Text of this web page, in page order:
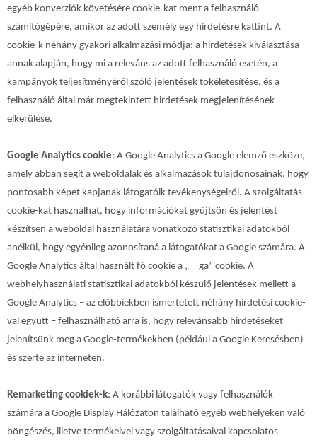
egyéb konverziók követésére cookie-kat ment a felhasználó
számítógépére, amikor az adott személy egy hirdetésre kattint. A
cookie-k néhány gyakori alkalmazási módja: a hirdetések kiválasztása
annak alapján, hogy mi a releváns az adott felhasználó esetén, a
kampányok teljesítményéről szóló jelentések tökéletesítése, és a
felhasználó által már megtekintett hirdetések megjelenítésének
elkerülése.
Google Analytics cookie: A Google Analytics a Google elemző eszköze,
amely abban segít a weboldalak és alkalmazások tulajdonosainak, hogy
pontosabb képet kapjanak látogatóik tevékenységeiről. A szolgáltatás
cookie-kat használhat, hogy információkat gyűjtsön és jelentést
készítsen a weboldal használatára vonatkozó statisztikai adatokból
anélkül, hogy egyénileg azonosítaná a látogatókat a Google számára. A
Google Analytics által használt fő cookie a „__ga” cookie. A
webhelyhasználati statisztikai adatokból készülő jelentések mellett a
Google Analytics – az előbbiekben ismertetett néhány hirdetési cookie-
val együtt – felhasználható arra is, hogy relevánsabb hirdetéseket
jelenítsünk meg a Google-termékekben (például a Google Keresésben)
és szerte az interneten.
Remarketing cookiek-k: A korábbi látogatók vagy felhasználók
számára a Google Display Hálózaton található egyéb webhelyeken való
böngészés, illetve termékeivel vagy szolgáltatásaival kapcsolatos